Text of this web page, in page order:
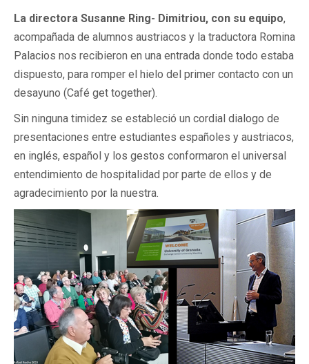
La directora Susanne Ring- Dimitriou, con su equipo,
acompañada de alumnos austriacos y la traductora Romina
Palacios nos recibieron en una entrada donde todo estaba
dispuesto, para romper el hielo del primer contacto con un
desayuno (Café get together).
Sin ninguna timidez se estableció un cordial dialogo de
presentaciones entre estudiantes españoles y austriacos,
en inglés, español y los gestos conformaron el universal
entendimiento de hospitalidad por parte de ellos y de
agradecimiento por la nuestra.